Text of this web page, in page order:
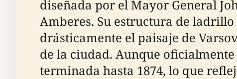
diseñada por el Mayor General
Amberes. Su estructura de
drásticamente el paisaje de
de la ciudad. Aunque
terminada hasta 1874, lo que